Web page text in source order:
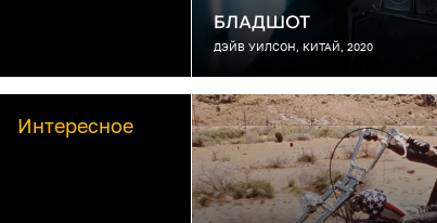
БЛАДШОТ
ДЭЙВ УИЛСОН, КИТАЙ, 2020
Интересное